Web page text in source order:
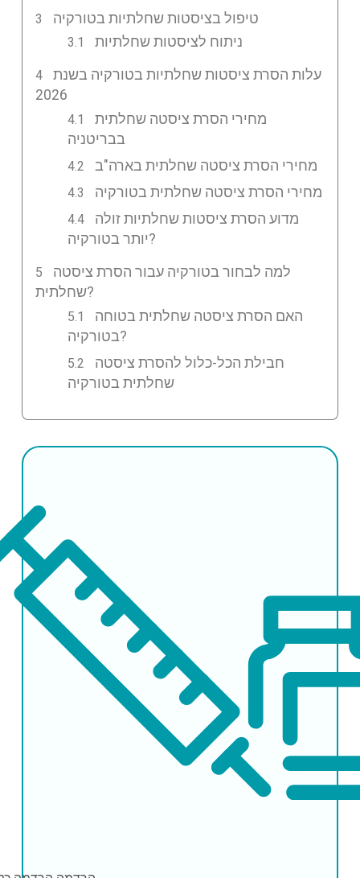
טיפול בציסטות שחלתיות בטורקיה
ניתוח לציסטות שחלתיות
עלות הסרת ציסטות שחלתיות בטורקיה בשנת
2026
מחירי הסרת ציסטה שחלתית
בבריטניה
מחירי הסרת ציסטה שחלתית בארה"ב
מחירי הסרת ציסטה שחלתית בטורקיה
מדוע הסרת ציסטות שחלתיות זולה
יותר בטורקיה?
למה לבחור בטורקיה עבור הסרת ציסטה
שחלתית?
האם הסרת ציסטה שחלתית בטוחה
בטורקיה?
חבילת הכל-כלול להסרת ציסטה
שחלתית בטורקיה